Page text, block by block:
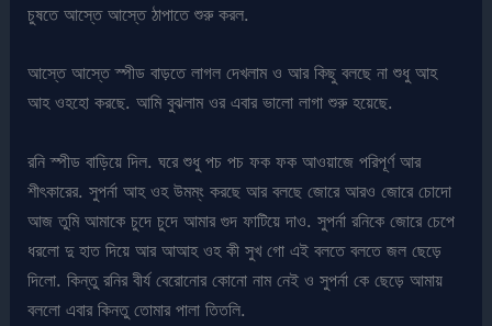
চুষতে আস্তে আস্তে ঠাপাতে শুরু করল.
আস্তে আস্তে স্পীড বাড়তে লাগল দেখলাম ও আর কিছু বলছে না শুধু আহ
আহ ওহহো করছে. আমি বুঝলাম ওর এবার ভালো লাগা শুরু হয়েছে.
রনি স্পীড বাড়িয়ে দিল. ঘরে শুধু পচ পচ ফক ফক আওয়াজে পরিপূর্ণ আর
শীৎকারের. সুপর্না আহ ওহ উমম্ং করছে আর বলছে জোরে আরও জোরে চোদো
আজ তুমি আমাকে চুদে চুদে আমার গুদ ফাটিয়ে দাও. সুপর্না রনিকে জোরে চেপে
ধরলো দু হাত দিয়ে আর আআহ ওহ কী সুখ গো এই বলতে বলতে জল ছেড়ে
দিলো. কিন্তু রনির বীর্য বেরোনোর কোনো নাম নেই ও সুপর্না কে ছেড়ে আমায়
বললো এবার কিনতু তোমার পালা তিতলি.